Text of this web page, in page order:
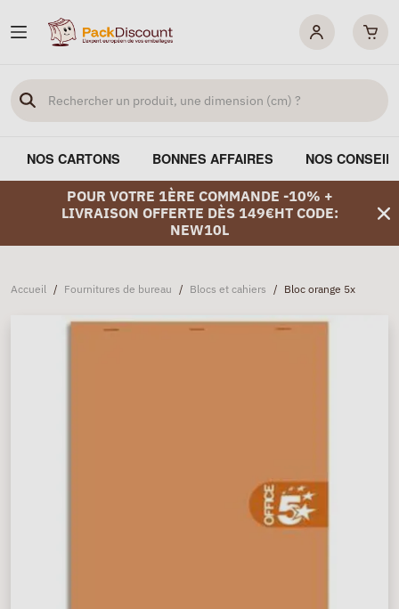
NOS CARTONS BONNES AFFAIRES NOS
POUR VOTRE 1ÈRE COMMANDE -10% +
LIVRAISON OFFERTE DÈS 149€HT CODE:
NEW10L
Accueil / Fournitures de bureau / Blocs et cahiers / Bloc orange 5x